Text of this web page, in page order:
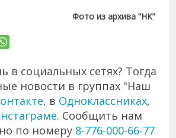
Фото из архива “НК”
в социальных сетях? Тогда
новости в группах "Наш
, в Одноклассниках,
. Сообщить нам
по номеру 8-776-000-66-77